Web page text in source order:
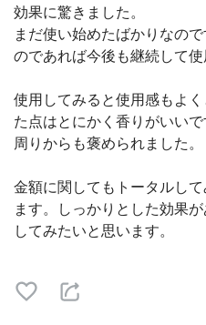
効果に驚きました。
まだ使い始めたばかりなの
のであれば今後も継続して使
使用してみると使用感もよ
た点はとにかく香りがいいで
周りからも褒められました。
金額に関してもトータルし
ます。しっかりとした効果
してみたいと思います。